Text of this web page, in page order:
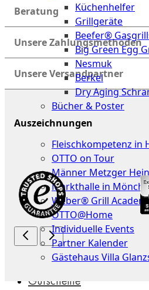
Küchenhelfer
Grillgeräte
Beefer®
Big Green Egg
Nesmuk
Berkel
Dry Aging
Bücher & Poster
Events
Fleischkompetenz in
OTTO on Tour
Männer Metzger
Markthalle in
Weber® Grill
OTTO@Home
Individuelle Events
Partner Kalender
Gästehaus Villa
Gutscheine
Beratung
Unsere Zahlungsmethoden
Unsere Versandpartner
Auszeichnungen